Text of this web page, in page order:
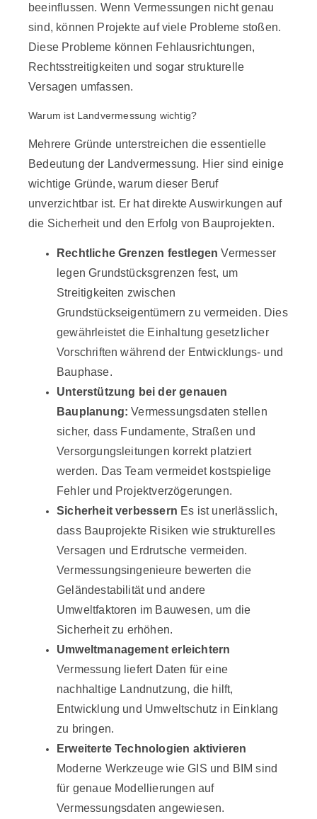
beeinflussen. Wenn Vermessungen nicht genau
sind, können Projekte auf viele Probleme stoßen.
Diese Probleme können Fehlausrichtungen,
Rechtsstreitigkeiten und sogar strukturelle
Versagen umfassen.
Warum ist Landvermessung wichtig?
Mehrere Gründe unterstreichen die essentielle
Bedeutung der Landvermessung. Hier sind einige
wichtige Gründe, warum dieser Beruf
unverzichtbar ist. Er hat direkte Auswirkungen auf
die Sicherheit und den Erfolg von Bauprojekten.
Rechtliche Grenzen festlegen Vermesser
legen Grundstücksgrenzen fest, um
Streitigkeiten zwischen
Grundstückseigentümern zu vermeiden. Dies
gewährleistet die Einhaltung gesetzlicher
Vorschriften während der Entwicklungs- und
Bauphase.
Unterstützung bei der genauen
Bauplanung: Vermessungsdaten stellen
sicher, dass Fundamente, Straßen und
Versorgungsleitungen korrekt platziert
werden. Das Team vermeidet kostspielige
Fehler und Projektverzögerungen.
Sicherheit verbessern Es ist unerlässlich,
dass Bauprojekte Risiken wie strukturelles
Versagen und Erdrutsche vermeiden.
Vermessungsingenieure bewerten die
Geländestabilität und andere
Umweltfaktoren im Bauwesen, um die
Sicherheit zu erhöhen.
Umweltmanagement erleichtern
Vermessung liefert Daten für eine
nachhaltige Landnutzung, die hilft,
Entwicklung und Umweltschutz in Einklang
zu bringen.
Erweiterte Technologien aktivieren
Moderne Werkzeuge wie GIS und BIM sind
für genaue Modellierungen auf
Vermessungsdaten angewiesen.